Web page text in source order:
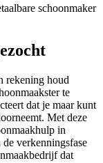
schoonmaker
rekening houd
te
dat je maar kunt
Met deze
in
verkenningsfase
dat